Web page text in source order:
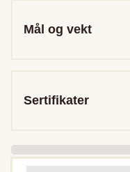
Mål og vekt
Sertifikater